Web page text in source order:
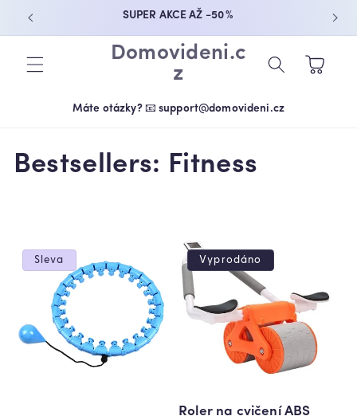
PŘEJÍT K
SUPER AKCE AŽ −50 %
Domovideni.c
z
Košík
Máte otázky? 📧 support@domovideni.cz
K
e
c
e
Bestsellers: Fitness
Sleva Vyprodáno
Roler na cvičení ABS